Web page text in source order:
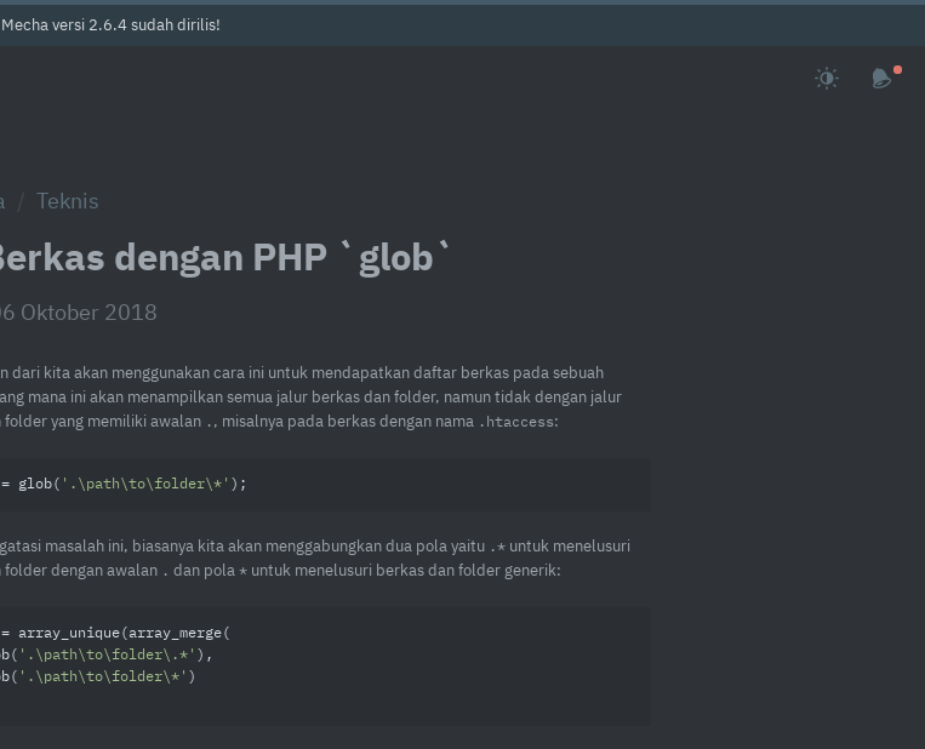
Mecha versi 2.6.4 sudah dirilis!
Teknis
dengan PHP `glob`
Oktober 2018
dari kita akan menggunakan cara ini untuk mendapatkan daftar berkas pada sebuah
mana ini akan menampilkan semua jalur berkas dan folder, namun tidak dengan jalur
folder yang memiliki awalan . , misalnya pada berkas dengan nama .htaccess:
glob( '.\path\to\folder\*' );
masalah ini, biasanya kita akan menggabungkan dua pola yaitu .*untuk menelusuri
folder dengan awalan . dan pola *untuk menelusuri berkas dan folder generik:
array_unique(array_merge(
'.\path\to\folder\.*' ),
'.\path\to\folder\*' )